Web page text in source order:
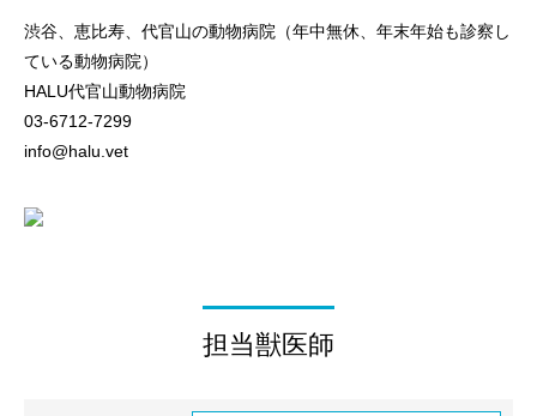
渋谷、恵比寿、代官山の動物病院（年中無休、年末年始も診察し
ている動物病院）
HALU代官山動物病院
03-6712-7299
info@halu.vet
担当獣医師